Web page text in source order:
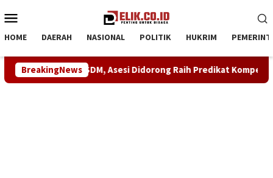
ke
Mobile
HOME DAERAH NASIONAL POLITIK HUKRIM
BreakingNews
Asesi Didorong Raih Predikat Kompeten Sinergi